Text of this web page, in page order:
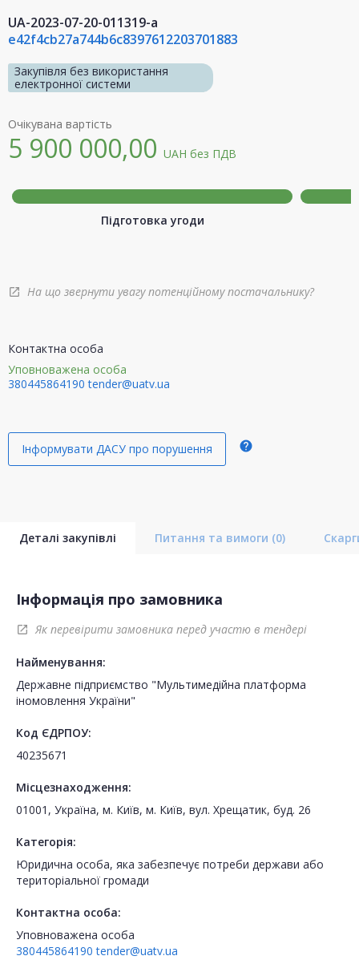
UA-2023-07-20-011319-a
e42f4cb27a744b6c8397612203701883
Закупівля без використання
електронної системи
Очікувана вартість
5 900 000,00 UAH без ПДВ
Підготовка угоди
open_in_new На що звернути увагу потенційному постачальнику?
Контактна особа
Уповноважена особа
380445864190 tender@uatv.ua
Інформувати ДАСУ про порушення help
Деталі закупівлі Питання та вимоги (0)
Інформація про замовника
open_in_new Як перевірити замовника перед участю в тендері
Найменування:
Державне підприємство "Мультимедійна платформа
іномовлення України"
Код ЄДРПОУ:
40235671
Місцезнаходження:
01001, Україна, м. Київ, м. Київ, вул. Хрещатик, буд. 26
Категорія:
Юридична особа, яка забезпечує потреби держави або
територіальної громади
Контактна особа:
Уповноважена особа
380445864190 tender@uatv.ua